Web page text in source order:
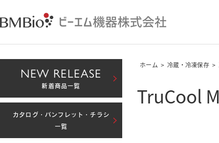
ホーム > 冷蔵・冷凍保存 >
TruCool
NEW RELEASE
新着商品一覧
カタログ・パンフレット・チラシ
一覧